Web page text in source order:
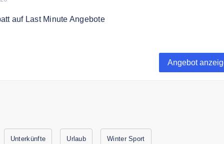
auf Last Minute Angebote
Angebot
Unterkünfte Urlaub Winter Sport